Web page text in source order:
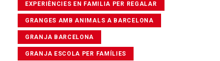
EXPERIÈNCIES EN FAMILIA PER REGALAR
GRANGES AMB ANIMALS A BARCELONA
GRANJA BARCELONA
GRANJA ESCOLA PER FAMÍLIES